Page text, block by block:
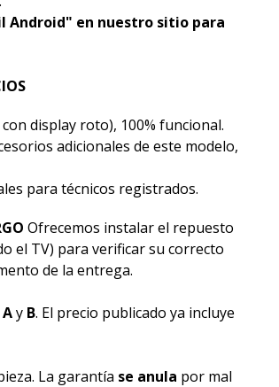
Android" en nuestro sitio para
display roto), 100% funcional.
adicionales de este modelo,
para técnicos registrados.
Ofrecemos instalar el repuesto
el TV) para verificar su correcto
de la entrega.
Ay B. El precio publicado ya incluye
La garantía se anula por mal